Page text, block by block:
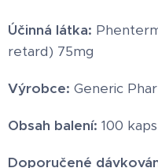
Účinná látka:
retard) 75mg
Výrobce: Generic
Obsah balení: 100
Doporučené